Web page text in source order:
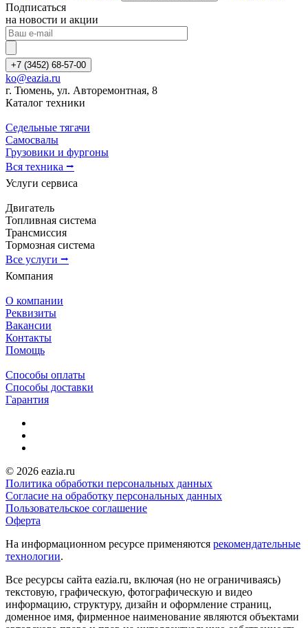
Подписаться
на новости и акции
+7 (3452) 68-57-00
ko@eazia.ru
г. Тюмень, ул. Авторемонтная, 8
Каталог техники
Седельные тягачи
Самосвалы
Грузовики и фургоны
Вся техника ⭢
Услуги сервиса
Двигатель
Топливная система
Трансмиссия
Тормозная система
Все услуги ⭢
Компания
О компании
Реквизиты
Вакансии
Контакты
Помощь
Способы оплаты
Способы доставки
Гарантия
© 2026 eazia.ru
Политика обработки персональных данных
Согласие на обработку персональных данных
Пользовательское соглашение
Оферта
На информационном ресурсе применяются рекомендательные
технологии.
Все ресурсы сайта eazia.ru, включая (но не ограничиваясь)
текстовую, графическую, фотографическую и видео
информацию, структуру, дизайн и оформление страниц,
доменное имя, фирменное наименование являются объектами